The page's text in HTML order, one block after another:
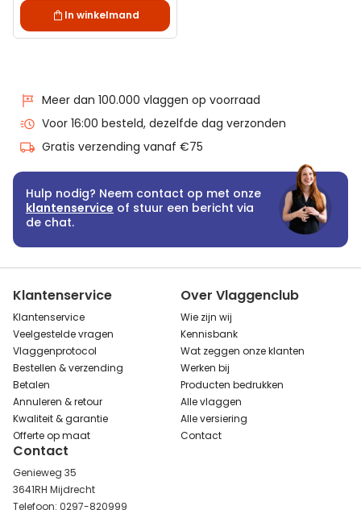
In winkelmand
Meer dan 100.000 vlaggen op voorraad
Voor 16:00 besteld, dezelfde dag verzonden
Gratis verzending vanaf €75
Hulp nodig? Neem contact op met onze
klantenservice of stuur een bericht via
de chat.
Klantenservice
Klantenservice
Veelgestelde vragen
Vlaggenprotocol
Bestellen & verzending
Betalen
Annuleren & retour
Kwaliteit & garantie
Offerte op maat
Over Vlaggenclub
Wie zijn wij
Kennisbank
Wat zeggen onze klanten
Werken bij
Producten bedrukken
Alle vlaggen
Alle versiering
Contact
Contact
Genieweg 35
3641RH Mijdrecht
Telefoon: 0297-820999